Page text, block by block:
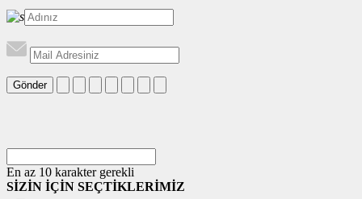
Gönder
En az 10 karakter gerekli
SİZİN İÇİN SEÇTİKLERİMİZ